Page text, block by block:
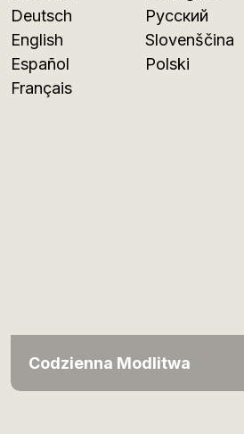
Deutsch
English
Español
Français
Русский
Slovenščina
Polski
Codzienna Modlitwa